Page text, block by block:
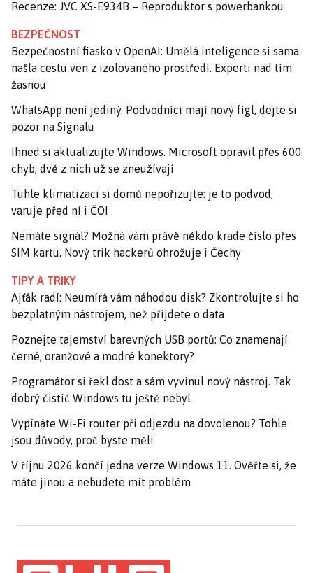
Recenze: JVC XS-E934B – Reproduktor s powerbankou
BEZPEČNOST
Bezpečnostní fiasko v OpenAI: Umělá inteligence si sama
našla cestu ven z izolovaného prostředí. Experti nad tím
žasnou
WhatsApp není jediný. Podvodníci mají nový fígl, dejte si
pozor na Signalu
Ihned si aktualizujte Windows. Microsoft opravil přes 600
chyb, dvě z nich už se zneužívají
Tuhle klimatizaci si domů nepořizujte: je to podvod,
varuje před ní i ČOI
Nemáte signál? Možná vám právě někdo krade číslo přes
SIM kartu. Nový trik hackerů ohrožuje i Čechy
TIPY A TRIKY
Ajťák radí: Neumírá vám náhodou disk? Zkontrolujte si ho
bezplatným nástrojem, než přijdete o data
Poznejte tajemství barevných USB portů: Co znamenají
černé, oranžové a modré konektory?
Programátor si řekl dost a sám vyvinul nový nástroj. Tak
dobrý čistič Windows tu ještě nebyl
Vypínáte Wi-Fi router při odjezdu na dovolenou? Tohle
jsou důvody, proč byste měli
V říjnu 2026 končí jedna verze Windows 11. Ověřte si, že
máte jinou a nebudete mít problém